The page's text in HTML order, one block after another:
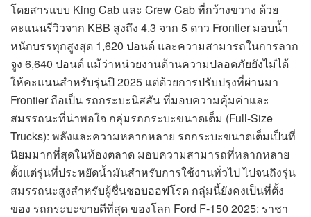
โดยสารแบบ King Cab และ Crew Cab ที่กว้างขวาง ด้วย
คะแนนรีวิวจาก KBB สูงถึง 4.3 จาก 5 ดาว Frontier มอบน้ำ
หนักบรรทุกสูงสุด 1,620 ปอนด์ และความสามารถในการลาก
จูง 6,640 ปอนด์ แม้ว่าหน่วยงานด้านความปลอดภัยยังไม่ได้
ให้คะแนนสำหรับรุ่นปี 2025 แต่ด้วยการปรับปรุงที่ผ่านมา
Frontier ถือเป็น รถกระบะนิสสัน ที่มอบความคุ้มค่าและ
สมรรถนะที่น่าพอใจ กลุ่มรถกระบะขนาดเต็ม (Full-Size
Trucks): พลังและความหลากหลาย รถกระบะขนาดเต็มเป็นที่
นิยมมากที่สุดในท้องตลาด มอบความสามารถที่หลากหลาย
ตั้งแต่รุ่นที่ประหยัดน้ำมันสำหรับการใช้งานทั่วไป ไปจนถึงรุ่น
สมรรถนะสูงสำหรับผู้ชื่นชอบออฟโรด กลุ่มนี้ยังคงเป็นที่ตั้ง
ของ รถกระบะขายดีที่สุด ของโลก Ford F-150 2025: ราชา